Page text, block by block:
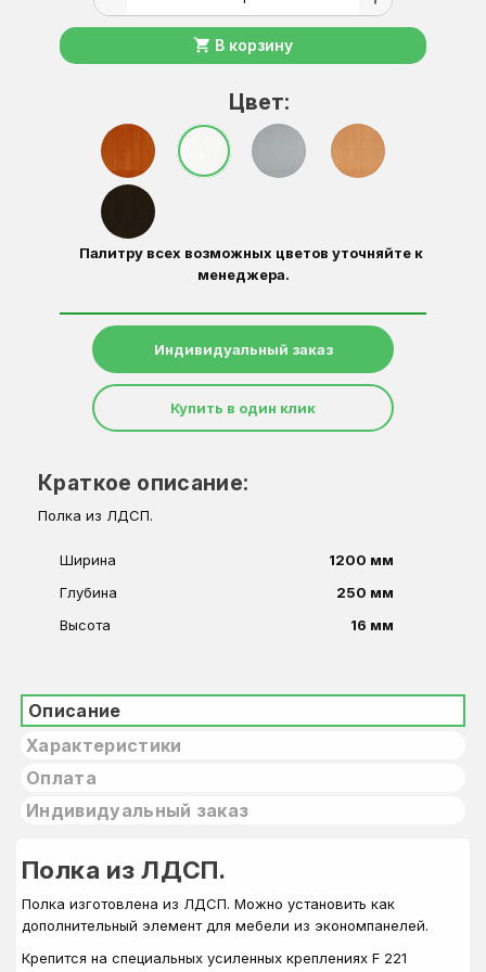
shopping_cart В корзину
Цвет:
Палитру всех возможных цветов уточняйте к
менеджера.
Индивидуальный заказ
Купить в один клик
Краткое описание:
Полка из ЛДСП.
Ширина
1200 мм
Глубина
250 мм
Высота
16 мм
Описание
Характеристики
Оплата
Индивидуальный заказ
Полка из ЛДСП.
Полка изготовлена из ЛДСП. Можно установить как
дополнительный элемент для мебели из экономпанелей.
Крепится на специальных усиленных креплениях F 221